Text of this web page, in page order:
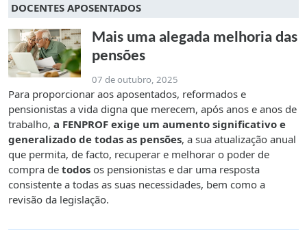
DOCENTES APOSENTADOS
Mais uma alegada melhoria das
pensões
07 de outubro, 2025
Para proporcionar aos aposentados, reformados e
pensionistas a vida digna que merecem, após anos e anos de
trabalho, a FENPROF exige um aumento significativo e
generalizado de todas as pensões, a sua atualização anual
que permita, de facto, recuperar e melhorar o poder de
compra de todos os pensionistas e dar uma resposta
consistente a todas as suas necessidades, bem como a
revisão da legislação.